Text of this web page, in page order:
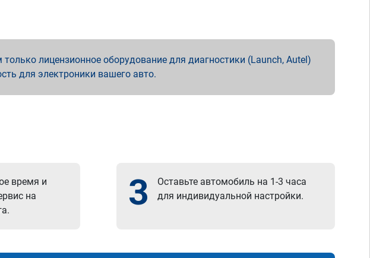
лицензионное оборудование для диагностики (Launch, Autel)
для электроники вашего авто.
время и
на
3
Оставьте автомобиль на 1-3 часа
для индивидуальной настройки.